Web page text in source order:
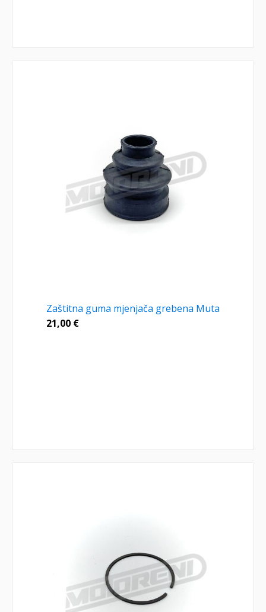
Zaštitna guma mjenjača grebena Muta
21,00 €